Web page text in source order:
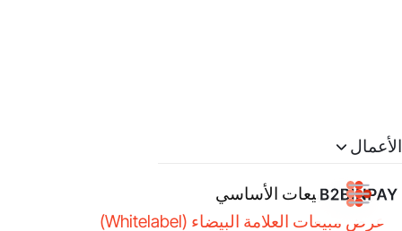
الأعمال
عرض المبيعات الأساسي
عرض مبيعات العلامة البيضاء (Whitelabel)